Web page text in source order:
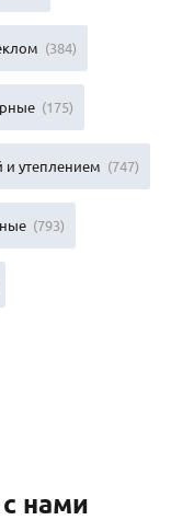
(384)
(175)
утеплением (747)
(793)
нами